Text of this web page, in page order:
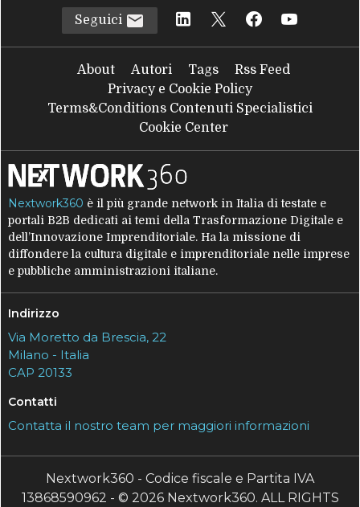
Seguici
About Autori Tags
Rss Feed
Privacy e Cookie Policy
Terms&Conditions Contenuti Specialistici
Cookie Center
Nextwork360 è il più grande network in Italia di testate e
portali B2B dedicati ai temi della Trasformazione Digitale e
dell’Innovazione Imprenditoriale. Ha la missione di
diffondere la cultura digitale e imprenditoriale nelle imprese
e pubbliche amministrazioni italiane.
Indirizzo
Via Moretto da Brescia, 22
Milano - Italia
CAP 20133
Contatti
Contatta il nostro team per maggiori informazioni
Nextwork360 - Codice fiscale e Partita IVA
13868590962 - © 2026 Nextwork360. ALL RIGHTS